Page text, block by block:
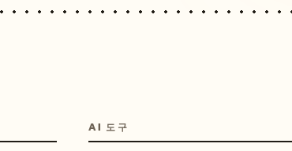
AI 도구